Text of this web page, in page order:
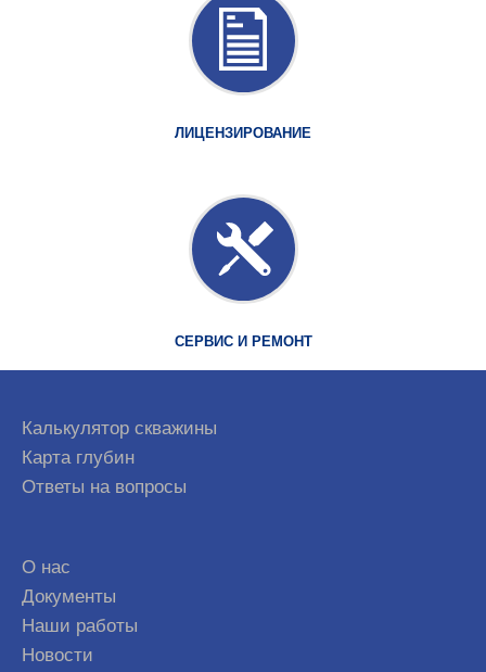
ЛИЦЕНЗИРОВАНИЕ
СЕРВИС И РЕМОНТ
Калькулятор скважины
Карта глубин
Ответы на вопросы
О нас
Документы
Наши работы
Новости